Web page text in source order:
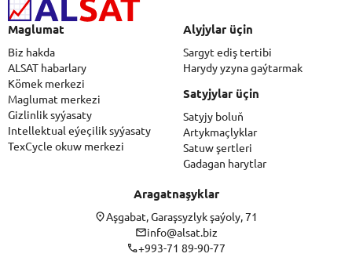
Maglumat
Biz hakda
ALSAT habarlary
Kömek merkezi
Maglumat merkezi
Gizlinlik syýasaty
Intellektual eýeçilik syýasaty
TexCycle okuw merkezi
Alyjylar üçin
Sargyt ediş tertibi
Harydy yzyna gaýtarmak
Satyjylar üçin
Satyjy boluň
Artykmaçlyklar
Satuw şertleri
Gadagan harytlar
Aragatnaşyklar
Aşgabat, Garaşsyzlyk şaýoly, 71
info@alsat.biz
+993-71 89-90-77